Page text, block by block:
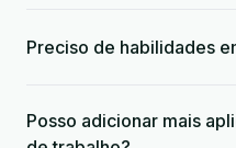
Preciso de habilidades
Posso adicionar mais